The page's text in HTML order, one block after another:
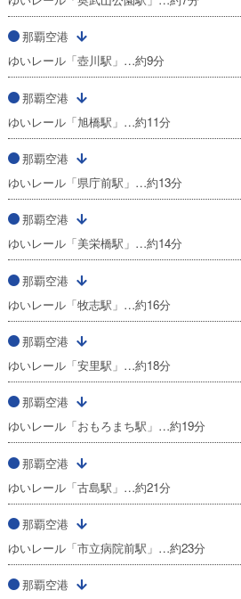
那覇空港
ゆいレール「壺川駅」…約9分
那覇空港
ゆいレール「旭橋駅」…約11分
那覇空港
ゆいレール「県庁前駅」…約13分
那覇空港
ゆいレール「美栄橋駅」…約14分
那覇空港
ゆいレール「牧志駅」…約16分
那覇空港
ゆいレール「安里駅」…約18分
那覇空港
ゆいレール「おもろまち駅」…約19分
那覇空港
ゆいレール「古島駅」…約21分
那覇空港
ゆいレール「市立病院前駅」…約23分
那覇空港